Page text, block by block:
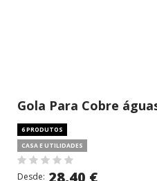
Gola Para Cobre
6 PRODUTOS
CASA E UTILIDADES
Desde: 28,40 €